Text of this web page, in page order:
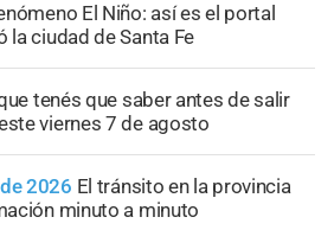
El Niño: así es el portal
la ciudad de Santa Fe
tenés que saber antes de salir
viernes 7 de agosto
2026 El tránsito en la provincia
minuto a minuto